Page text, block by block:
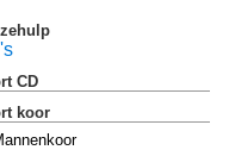
CD
koor